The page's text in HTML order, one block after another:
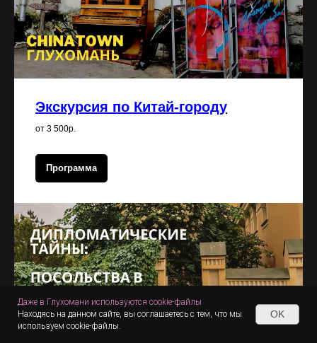
Экскурсия по Китай-городу
от 3 500р.
Программа
Даже в Глухомани используются cookie-файлы
Находясь на данном сайте, вы соглашаетесь с тем, что мы
используем cookie-файлы.
OK